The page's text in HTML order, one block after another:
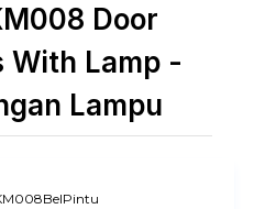
Door
With Lamp -
Lampu